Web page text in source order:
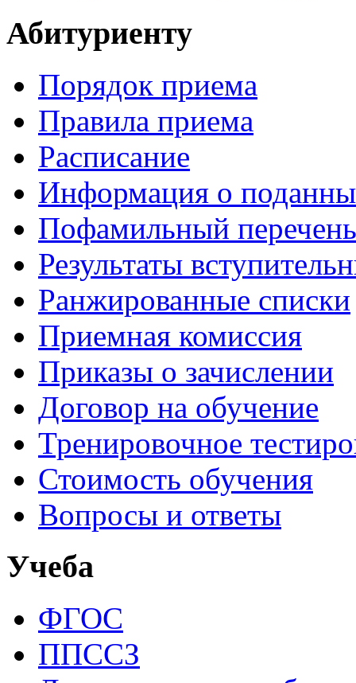
Абитуриенту
Порядок приема
Правила приема
Расписание
Информация о
Пофамильный
Результаты
Ранжированные списки
Приемная комиссия
Приказы о зачислении
Договор на обучение
Тренировочное
Стоимость обучения
Вопросы и ответы
Учеба
ФГОС
ППССЗ